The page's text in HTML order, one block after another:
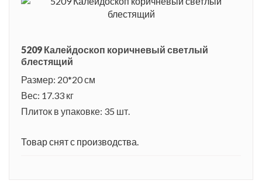
5209 Калейдоскоп коричневый светлый
блестящий
Размер: 20*20 см
Вес: 17.33 кг
Плиток в упаковке: 35 шт.
Товар снят с производства.